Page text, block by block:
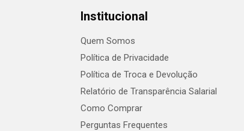
Institucional
Quem Somos
Política de Privacidade
Política de Troca e Devolução
Relatório de Transparência Salarial
Como Comprar
Perguntas Frequentes